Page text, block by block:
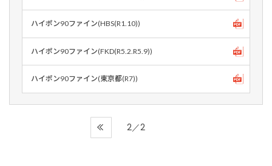
ハイポン90ファイン(HBS(R1.10))
ハイポン90ファイン(FKD(R5.2.R5.9))
ハイポン90ファイン(東京都(R7))
2／2